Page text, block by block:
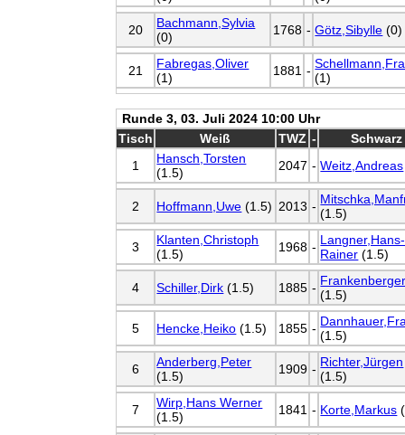
20
Bachmann,Sylvia
(0)
1768 - Götz,Sibylle (0)
21
Fabregas,Oliver
(1)
1881 - (1)
Runde 3, 03. Juli 2024 10:00 Uhr
Tisch
Weiß TWZ -
Schwarz
1
Hansch,Torsten
(1.5)
2047 - Weitz,Andreas
2 Hoffmann,Uwe (1.5) 2013 - (1.5)
3
Klanten,Christoph
(1.5)
1968 - Langner,Hans-
Rainer (1.5)
4 Schiller,Dirk (1.5) 1885 - (1.5)
5 Hencke,Heiko (1.5) 1855 - (1.5)
6
Anderberg,Peter
(1.5)
1909 - Richter,Jürgen
(1.5)
7
Wirp,Hans Werner
(1.5)
1841 - Korte,Markus